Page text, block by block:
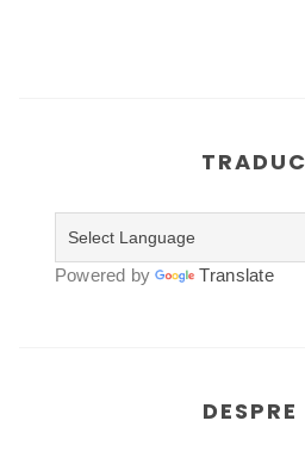
Powered by Translate